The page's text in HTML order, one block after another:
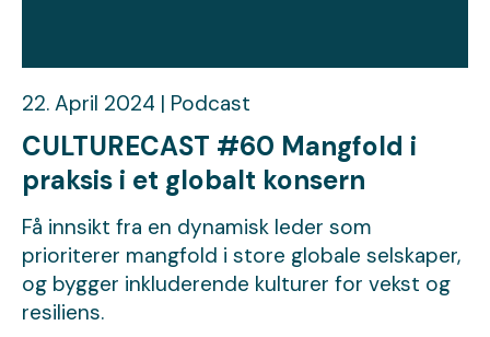
22. April 2024 | Podcast
CULTURECAST #60 Mangfold i
praksis i et globalt konsern
Få innsikt fra en dynamisk leder som
prioriterer mangfold i store globale selskaper,
og bygger inkluderende kulturer for vekst og
resiliens.